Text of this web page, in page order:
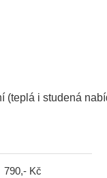
(teplá i studená
790,- Kč